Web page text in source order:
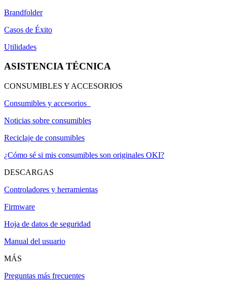
Brandfolder
Casos de Éxito
Utilidades
ASISTENCIA TÉCNICA
CONSUMIBLES Y ACCESORIOS
Consumibles y accesorios
Noticias sobre consumibles
Reciclaje de consumibles
¿Cómo sé si mis consumibles son originales OKI?
DESCARGAS
Controladores y herramientas
Firmware
Hoja de datos de seguridad
Manual del usuario
MÁS
Preguntas más frecuentes